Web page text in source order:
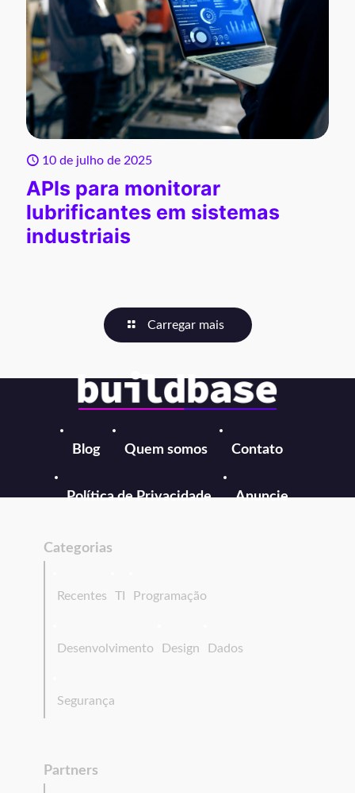
10 de julho de 2025
APIs para monitorar
lubrificantes em sistemas
industriais
Carregar mais
Blog Quem somos Contato
Política de Privacidade Anuncie
Categorias
Recentes TI Programação
Desenvolvimento Design Dados
Segurança
Partners